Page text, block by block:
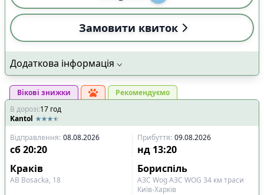
Замовити квиток
Додаткова інформація
Вікові знижки
Рекомендуємо
В дорозі:17 год
Kantol
Відправлення: 08.08.2026 Прибуття: 09.08.2026
сб20:20 нд 13:20
Краків
Бориспіль
АВ Bosacka, 18
АЗС Wog АЗС WOG 34 км траси
Київ-Харків